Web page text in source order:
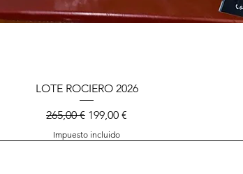
LOTE ROCIERO 2026
Precio
265,00 € Precio de oferta
199,00 €
Impuesto incluido